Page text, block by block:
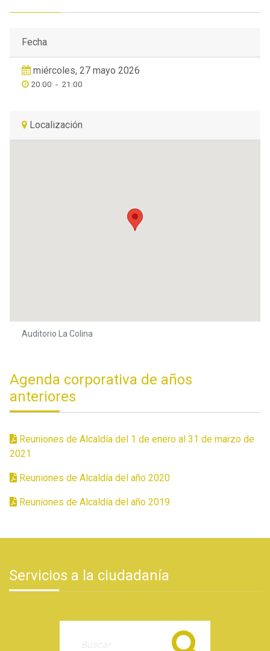
Fecha
miércoles, 27 mayo 2026
20:00 - 21:00
Localización
Auditorio La Colina
Agenda corporativa de años
anteriores
Reuniones de Alcaldía del 1 de enero al 31 de marzo de
2021
Reuniones de Alcaldía del año 2020
Reuniones de Alcaldía del año 2019
Servicios a la ciudadanía
Buscar